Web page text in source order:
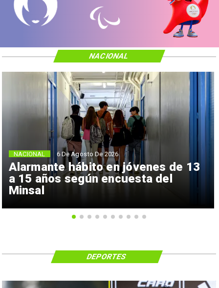
Alarmante hábito en jóvenes de 13
a 15 años según encuesta del
Minsal
NACIONAL 6 De Agosto De 2026
NACIONAL
DEPORTES